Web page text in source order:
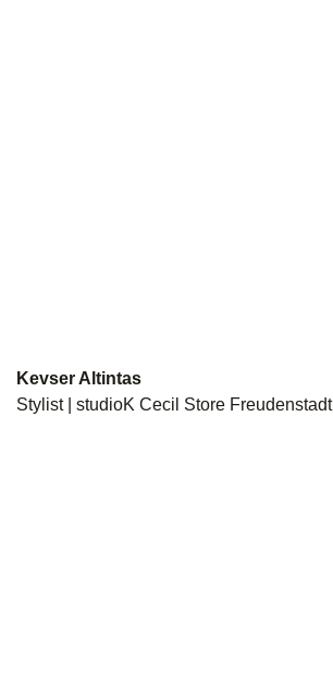
Kevser Altintas
Stylist | studioK Cecil Store Freudenstadt